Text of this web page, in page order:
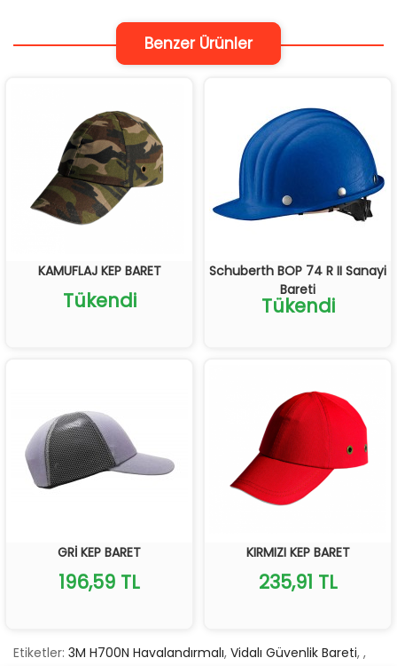
Benzer Ürünler
KAMUFLAJ KEP BARET
Tükendi
Schuberth BOP 74 R II Sanayi
Bareti
Tükendi
GRİ KEP BARET
196,59 TL
KIRMIZI KEP BARET
235,91 TL
Etiketler: 3M H700N Havalandırmalı, Vidalı Güvenlik Bareti, ,